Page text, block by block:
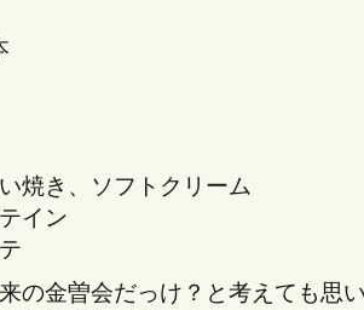
焼き、ソフトクリーム
イン
の金曽会だっけ？と考えても思